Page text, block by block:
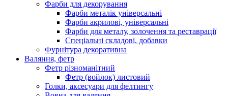
Фарби для декорування
Фарби металік універсальні
Фарби акрилові, універсальні
Фарби для металу, золочення та реставрації
Спеціальні складові, добавки
Фурнітура декоративна
Валяння, фетр
Фетр різноманітний
Фетр (войлок) листовий
Голки, аксесуари для фелтингу